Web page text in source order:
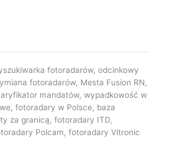
fotoradarów, odcinkowy
fotoradarów, Mesta Fusion RN,
mandatów, wypadkowość w
fotoradary w Polsce, baza
za granicą, fotoradary ITD,
Polcam, fotoradary Vitronic